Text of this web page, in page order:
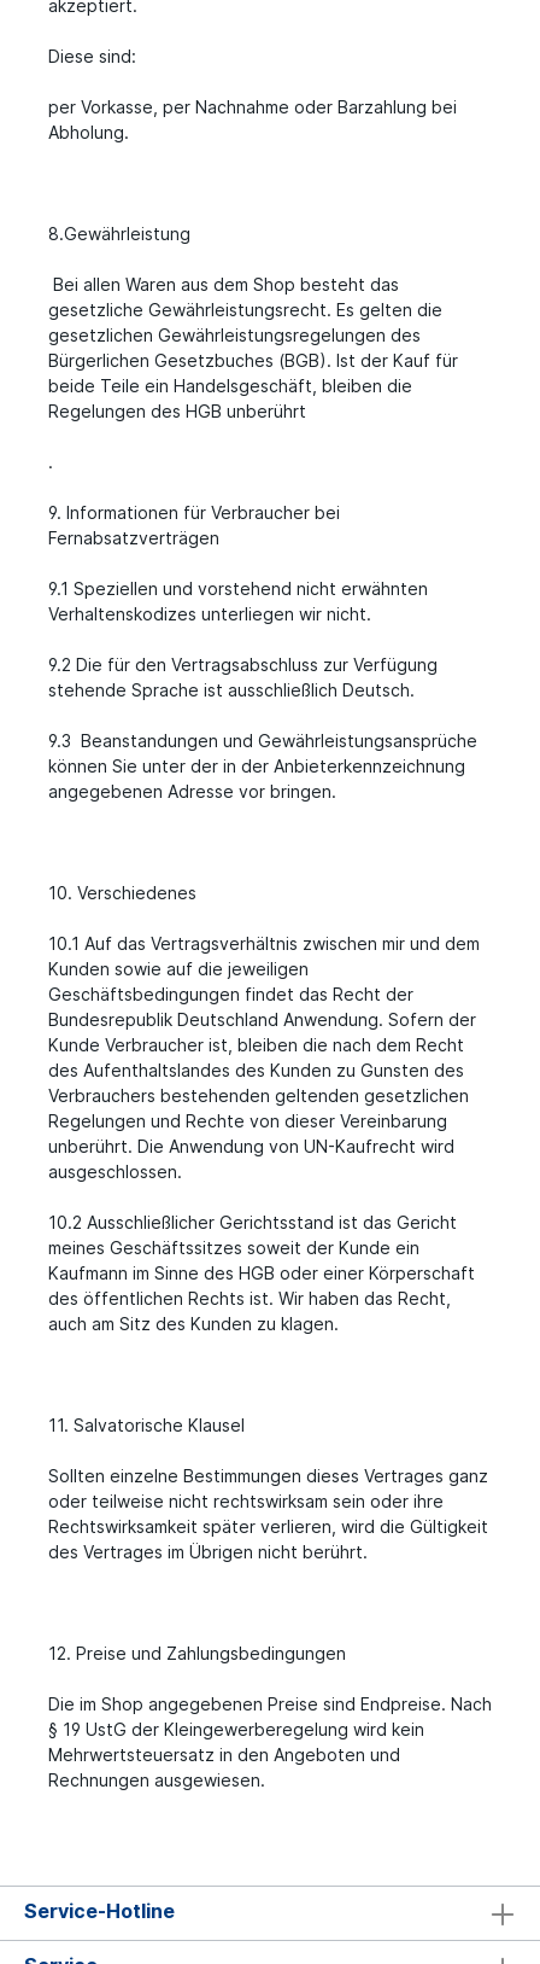
akzeptiert.
Diese sind:
per Vorkasse, per Nachnahme oder Barzahlung bei
Abholung.
8.Gewährleistung
Bei allen Waren aus dem Shop besteht das
gesetzliche Gewährleistungsrecht. Es gelten die
gesetzlichen Gewährleistungsregelungen des
Bürgerlichen Gesetzbuches (BGB). Ist der Kauf für
beide Teile ein Handelsgeschäft, bleiben die
Regelungen des HGB unberührt
.
9. Informationen für Verbraucher bei
Fernabsatzverträgen
9.1 Speziellen und vorstehend nicht erwähnten
Verhaltenskodizes unterliegen wir nicht.
9.2 Die für den Vertragsabschluss zur Verfügung
stehende Sprache ist ausschließlich Deutsch.
9.3 Beanstandungen und Gewährleistungsansprüche
können Sie unter der in der Anbieterkennzeichnung
angegebenen Adresse vor bringen.
10. Verschiedenes
10.1 Auf das Vertragsverhältnis zwischen mir und dem
Kunden sowie auf die jeweiligen
Geschäftsbedingungen findet das Recht der
Bundesrepublik Deutschland Anwendung. Sofern der
Kunde Verbraucher ist, bleiben die nach dem Recht
des Aufenthaltslandes des Kunden zu Gunsten des
Verbrauchers bestehenden geltenden gesetzlichen
Regelungen und Rechte von dieser Vereinbarung
unberührt. Die Anwendung von UN-Kaufrecht wird
ausgeschlossen.
10.2 Ausschließlicher Gerichtsstand ist das Gericht
meines Geschäftssitzes soweit der Kunde ein
Kaufmann im Sinne des HGB oder einer Körperschaft
des öffentlichen Rechts ist. Wir haben das Recht,
auch am Sitz des Kunden zu klagen.
11. Salvatorische Klausel
Sollten einzelne Bestimmungen dieses Vertrages ganz
oder teilweise nicht rechtswirksam sein oder ihre
Rechtswirksamkeit später verlieren, wird die Gültigkeit
des Vertrages im Übrigen nicht berührt.
12. Preise und Zahlungsbedingungen
Die im Shop angegebenen Preise sind Endpreise. Nach
§ 19 UstG der Kleingewerberegelung wird kein
Mehrwertsteuersatz in den Angeboten und
Rechnungen ausgewiesen.
Service-Hotline